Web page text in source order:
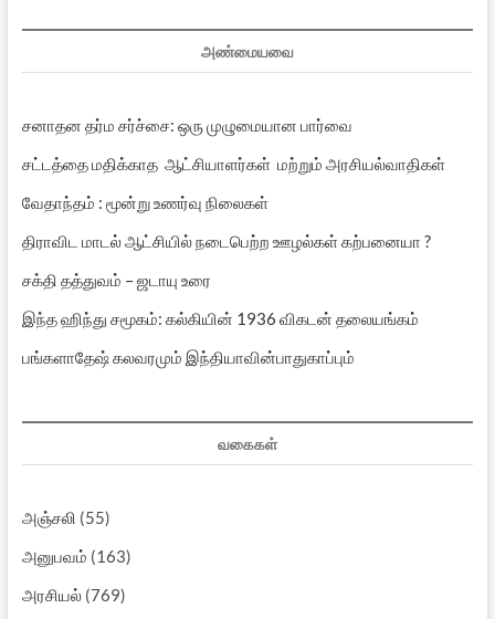
அண்மையவை
சனாதன தர்ம சர்ச்சை: ஒரு முழுமையான பார்வை
சட்டத்தை மதிக்காத ஆட்சியாளர்கள் மற்றும் அரசியல்வாதிகள்
வேதாந்தம் : மூன்று உணர்வு நிலைகள்
திராவிட மாடல் ஆட்சியில் நடைபெற்ற ஊழல்கள் கற்பனையா ?
சக்தி தத்துவம் – ஜடாயு உரை
இந்த ஹிந்து சமூகம்: கல்கியின் 1936 விகடன் தலையங்கம்
பங்களாதேஷ் கலவரமும் இந்தியாவின்பாதுகாப்பும்
வகைகள்
அஞ்சலி (55)
அனுபவம் (163)
அரசியல்(769)